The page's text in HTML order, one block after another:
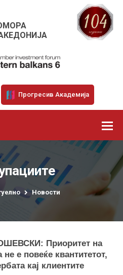
Прогресив Академија
Новости
Приоритет на
е повеќе квантитетот,
кај клиентите